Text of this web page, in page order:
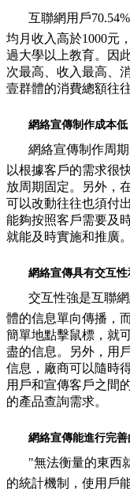
互聯網用戶
均月收入高於1000元
過大學以上教育。因
次最高、收入最高、
壹群體的消費總額往
網絡宣傳制作成本
網絡宣傳制作周
以根據客戶的需求很
放周期固定。另外，
可以改動往往也須付
能夠按照客戶需要及
就能及時實施和推廣。
網絡宣傳具有交互
交互性強是互聯
體的信息單向傳播，
簡單地點擊鼠標，就
盡的信息。另外，用
信息，廠商可以隨時
用戶和宣傳客戶之間
的產品查詢需求。
網絡宣傳能進行完
"無法衡量的東西
的統計機制，使用戶